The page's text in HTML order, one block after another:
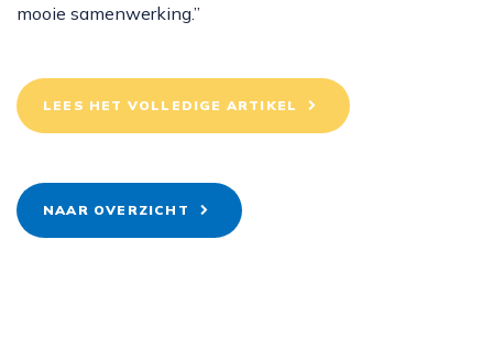
mooie samenwerking.”
LEES HET VOLLEDIGE ARTIKEL
NAAR OVERZICHT